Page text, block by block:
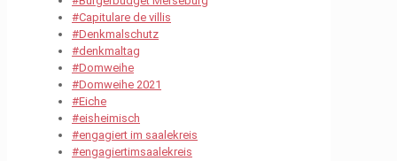
#Capitulare de villis
#Denkmalschutz
#denkmaltag
#Domweihe
#Domweihe 2021
#Eiche
#eisheimisch
#engagiert im saalekreis
#engagiertimsaalekreis